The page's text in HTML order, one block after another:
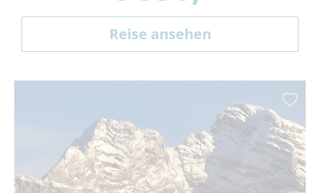
Reise ansehen